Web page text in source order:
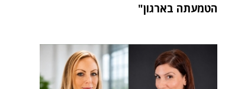
הטמעתה בארגון"